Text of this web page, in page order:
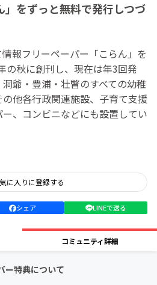
をずっと無料で発行しつづ
報フリーペーパー「こらん」を
の秋に創刊し、現在は年3回発
爺・豊浦・壮瞥のすべての幼稚
他各行政関連施設、子育て支援
、コンビニなどにも設置してい
に入りに登録する
シェア LINEで送る
コミュニティ詳細
ー特典について